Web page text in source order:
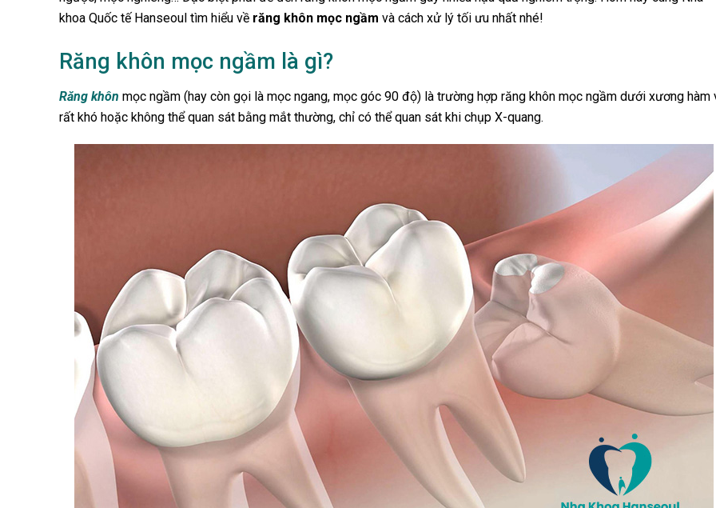
khoa Quốc tế Hanseoul tìm hiểu về răng khôn mọc ngầm và cách xử lý tối ưu nhất nhé!
Răng khôn mọc ngầm là gì?
Răng khôn mọc ngầm (hay còn gọi là mọc ngang, mọc góc 90 độ) là trường hợp răng khôn mọc ngầm dưới xương hàm
rất khó hoặc không thể quan sát bằng mắt thường, chỉ có thể quan sát khi chụp X-quang.